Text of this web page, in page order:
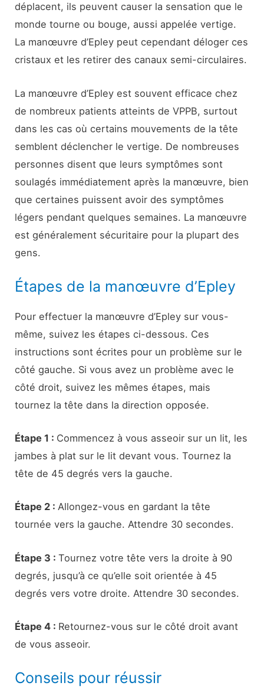
déplacent, ils peuvent causer la sensation que le
monde tourne ou bouge, aussi appelée vertige.
La manœuvre d’Epley peut cependant déloger ces
cristaux et les retirer des canaux semi-circulaires.
La manœuvre d’Epley est souvent efficace chez
de nombreux patients atteints de VPPB, surtout
dans les cas où certains mouvements de la tête
semblent déclencher le vertige. De nombreuses
personnes disent que leurs symptômes sont
soulagés immédiatement après la manœuvre, bien
que certaines puissent avoir des symptômes
légers pendant quelques semaines. La manœuvre
est généralement sécuritaire pour la plupart des
gens.
Étapes de la manœuvre d’Epley
Pour effectuer la manœuvre d’Epley sur vous-
même, suivez les étapes ci-dessous. Ces
instructions sont écrites pour un problème sur le
côté gauche. Si vous avez un problème avec le
côté droit, suivez les mêmes étapes, mais
tournez la tête dans la direction opposée.
Étape 1 : Commencez à vous asseoir sur un lit, les
jambes à plat sur le lit devant vous. Tournez la
tête de 45 degrés vers la gauche.
Étape 2 :Allongez-vous en gardant la tête
tournée vers la gauche. Attendre 30 secondes.
Étape 3 :Tournez votre tête vers la droite à 90
degrés, jusqu’à ce qu’elle soit orientée à 45
degrés vers votre droite. Attendre 30 secondes.
Étape 4 : Retournez-vous sur le côté droit avant
de vous asseoir.
Conseils pour réussir